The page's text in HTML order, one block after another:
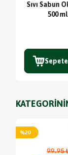
Sıvı Sabun
500 ml
%20
99.95